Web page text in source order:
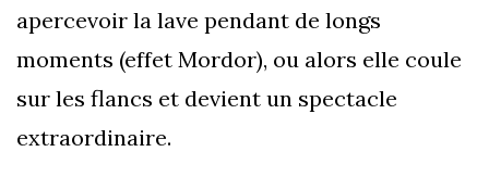
apercevoir la lave pendant de longs
moments (effet Mordor), ou alors elle coule
sur les flancs et devient un spectacle
extraordinaire.